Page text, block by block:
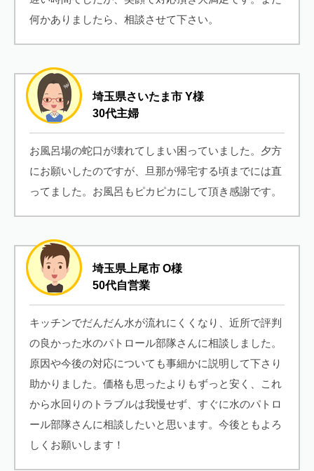
何かありましたら、相談させて下さい。
埼玉県さいたま市 Y様
30代主婦
お風呂場の蛇口が壊れてしまい困っていました。夕方
にお願いしたのですが、旦那が帰宅する頃までには直
ってました。お風呂もピカピカにして頂き感謝です。
埼玉県上尾市 O様
50代自営業
キッチンでだんだん水が流れにくくなり、近所で評判
の良かった水のパトロール部隊さんに相談しました。
原因や今後の対応についても事細かに説明して下さり
助かりました。価格も思ったよりもずっと安く、これ
から水回りのトラブルは我慢せず、すぐに水のパトロ
ール部隊さんに相談したいと思います。今後ともよろ
しくお願いします！